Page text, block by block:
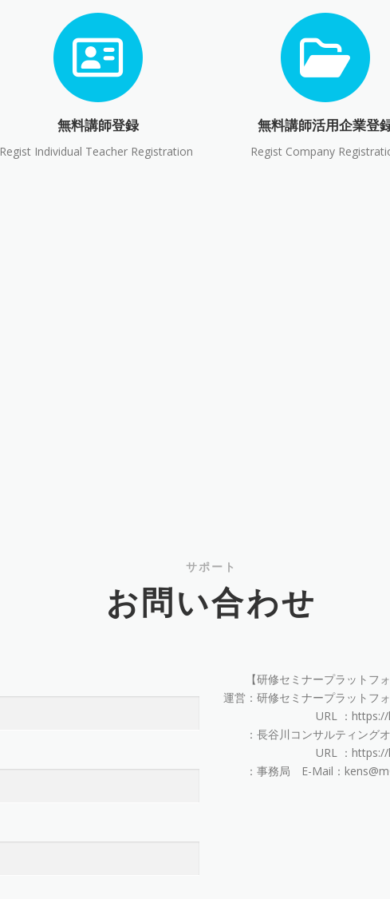
無料講師登録
Regist Individual Teacher Registration
無料講師活用企業登
Regist Company
サポート
お問い合わせ
【研修セミナープラットフ
運営：研修セミナープラットフ
URL ：https://
：長谷川コンサルティング
URL ：https://
：事務局 E-Mail：